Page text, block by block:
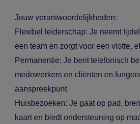
Jouw verantwoordelijkheden:
Flexibel leiderschap: Je neemt
een team en zorgt voor een vlotte,
Permanentie: Je bent telefonisch
medewerkers en cliënten en
aanspreekpunt.
Huisbezoeken: Je gaat op pad,
kaart en biedt ondersteuning op